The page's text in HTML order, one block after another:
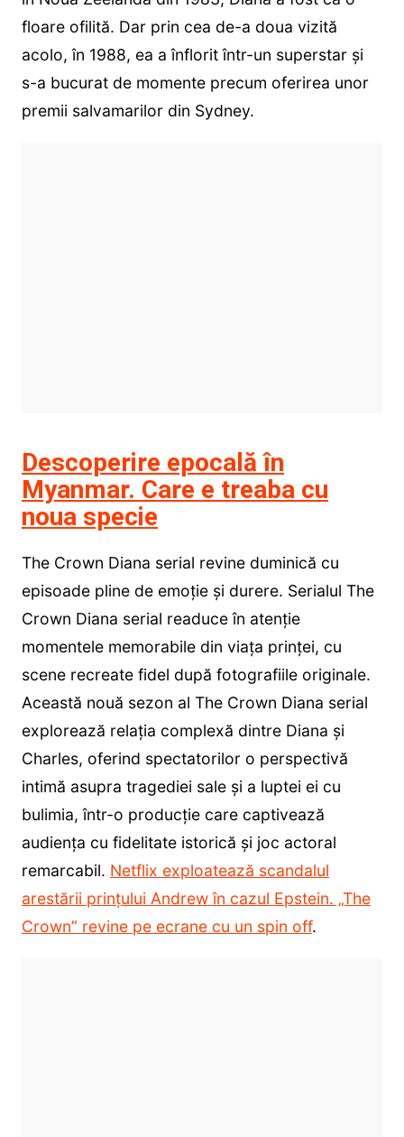
floare ofilită. Dar prin cea de-a doua vizită
acolo, în 1988, ea a înflorit într-un superstar și
s-a bucurat de momente precum oferirea unor
premii salvamarilor din Sydney.
Descoperire epocală în
Myanmar. Care e treaba cu
noua specie
The Crown Diana serial revine duminică cu
episoade pline de emoție și durere. Serialul The
Crown Diana serial readuce în atenție
momentele memorabile din viața prinței, cu
scene recreate fidel după fotografiile originale.
Această nouă sezon al The Crown Diana serial
explorează relația complexă dintre Diana și
Charles, oferind spectatorilor o perspectivă
intimă asupra tragediei sale și a luptei ei cu
bulimia, într-o producție care captivează
audiența cu fidelitate istorică și joc actoral
remarcabil. Netflix exploatează scandalul
arestării prințului Andrew în cazul Epstein. „The
Crown” revine pe ecrane cu un spin off.